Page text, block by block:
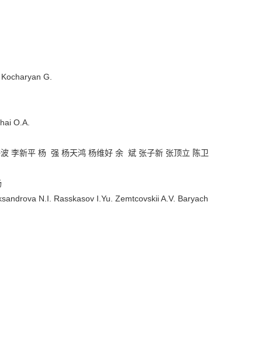
G.
O.A.
李新平 杨 强 杨天鸿 杨维好 余 斌 张子新 张顶立 陈卫
N.I. Rasskasov I.Yu. Zemtcovskii A.V. Baryach